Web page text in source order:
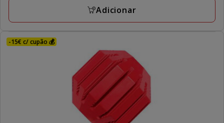
preço
6.29€
Adicionar
-15€ c/ cupão 💰